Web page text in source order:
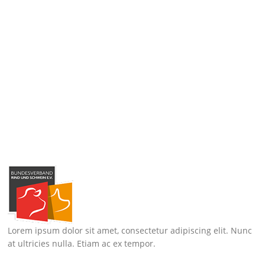
Lorem ipsum dolor sit amet, consectetur adipiscing elit. Nunc
at ultricies nulla. Etiam ac ex tempor.